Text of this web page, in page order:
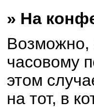
» На
Возможно,
часовому
этом
на тот, в